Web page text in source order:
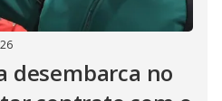
desembarca no